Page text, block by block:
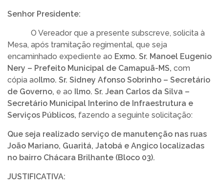
OUVIDORIA
Senhor Presidente:
O Vereador que a presente subscreve, solicita à
Mesa, após tramitação regimental, que seja
encaminhado expediente ao Exmo. Sr. Manoel Eugenio
Nery – Prefeito Municipal de Camapuã-MS, com
cópia aoIlmo. Sr. Sidney Afonso Sobrinho – Secretário
de Governo, e ao Ilmo. Sr. Jean Carlos da Silva –
Secretário Municipal Interino de Infraestrutura e
Serviços Públicos, fazendo a seguinte solicitação:
Que seja realizado serviço de manutenção nas ruas
João Mariano, Guaritá, Jatobá e Angico localizadas
no bairro Chácara Brilhante (Bloco 03).
JUSTIFICATIVA: